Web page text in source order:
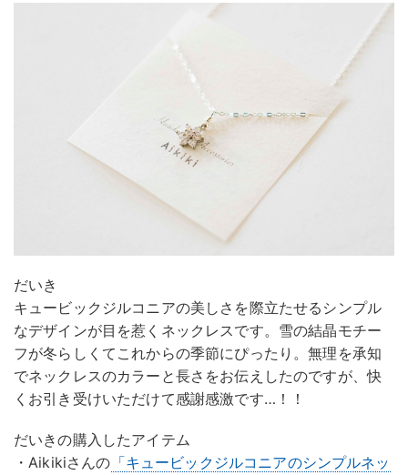
だいき
キュービックジルコニアの美しさを際立たせるシンプル
なデザインが目を惹くネックレスです。雪の結晶モチー
フが冬らしくてこれからの季節にぴったり。無理を承知
でネックレスのカラーと長さをお伝えしたのですが、快
くお引き受けいただけて感謝感激です…！！
だいきの購入したアイテム
・Aikikiさんの 「キュービックジルコニアのシンプルネッ